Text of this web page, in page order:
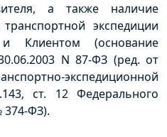
а также наличие
экспедиции
Клиентом (основание
N 87-ФЗ (ред. от
экспедиционной
ст. 12 Федерального
374-ФЗ).